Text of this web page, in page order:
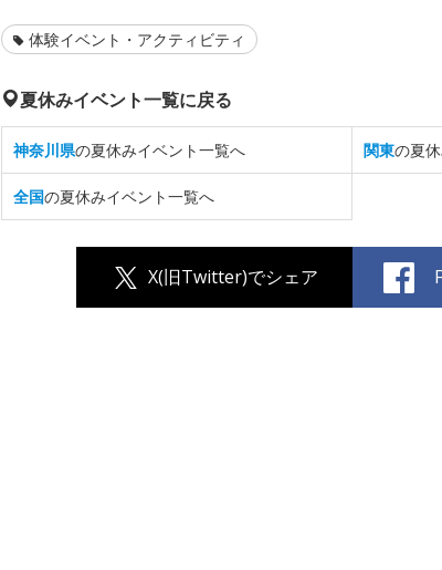
体験イベント・アクティビティ
夏休みイベント一覧に戻る
神奈川県の夏休みイベント一覧へ 関東の夏
全国の夏休みイベント一覧へ
X(旧Twitter)でシェア